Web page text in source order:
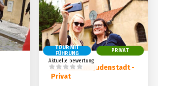
TOUR MIT
FÜHRUNG
PRIVAT
Altstadt und Judenstadt -
Privat
Aktuelle bewertung